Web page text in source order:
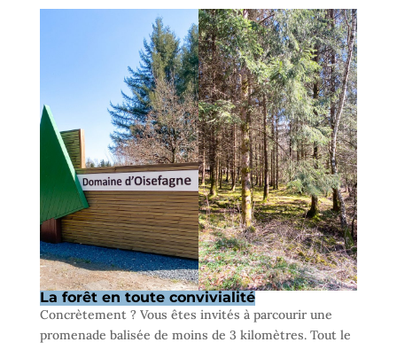
La forêt en toute convivialité
Concrètement ? Vous êtes invités à parcourir une
promenade balisée de moins de 3 kilomètres. Tout le